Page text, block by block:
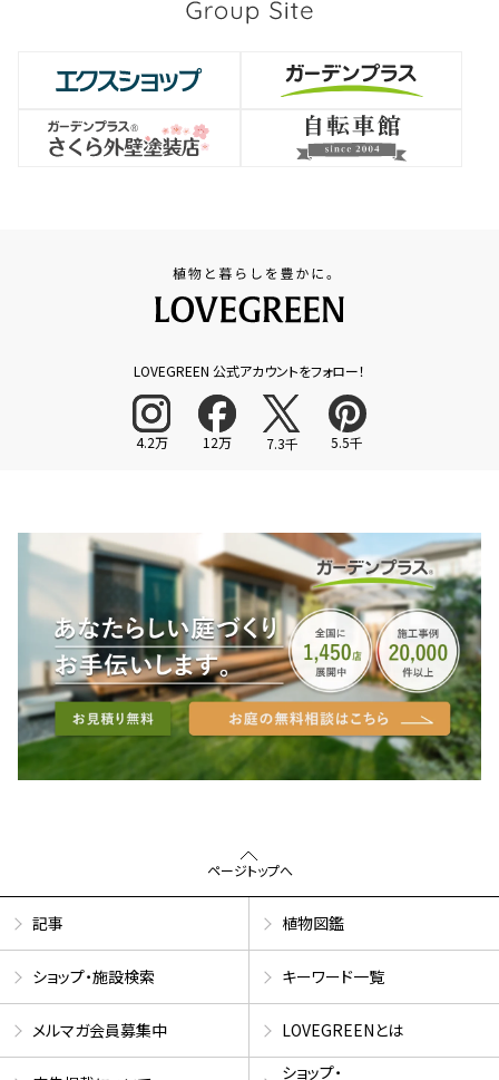
LOVEGREEN 公式アカウントをフォロー！
4.2万 12万 7.3千 5.5千
ページトップへ
記事 植物図鑑
ショップ・施設検索 キーワード一覧
メルマガ会員募集中 LOVEGREENとは
ショップ・